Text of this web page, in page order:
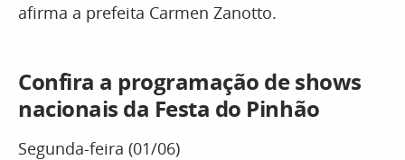
afirma a prefeita Carmen Zanotto.
Confira a programação de shows
nacionais da Festa do Pinhão
Segunda-feira (01/06)